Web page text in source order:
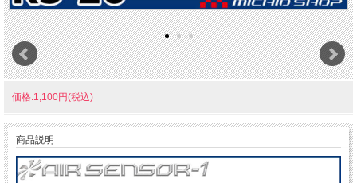
価格:1,100円(税込)
商品説明